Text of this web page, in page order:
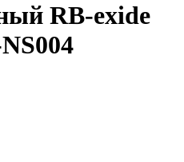
RB-exide